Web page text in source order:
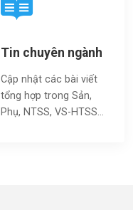
Tin chuyên ngành
Cập nhật các bài viết
tổng hợp trong Sản,
Phụ, NTSS, VS-HTSS...